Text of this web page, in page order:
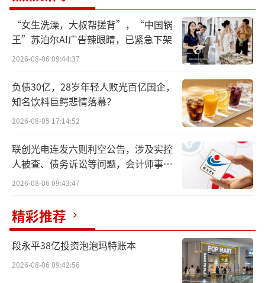
签约赤湾东方，为科捷强化在运力方面的
资源能力，构建完整生态闭环创造了十分有利
的条件。具体在运力方面，双方将进一步优化
国内运输干线网络布局，集中优势运力资源，
同步开展绿能运力合作，积极投入新能源运
力，形成减碳数据报告，助力客户达成ESG目
标。针对一些临时性运力缺口，赤湾东方可在
车辆资源方面为科捷提供有竞争力的服务保
障。同时，双方还将通过打通仓储和运输信息
系统，实现各环节线上化与自动化，提升运营
各自母公司和生态资源，形成更为强大的生态
合力，并探讨在关键物流节点基础设施建设、
新能源运力、跨境物流等新兴领域进行投资与
合作的可能性。
“女生洗澡，大叔帮搓背”，“中国锅
王”苏泊尔AI广告辣眼睛，已紧急下架
2026-08-06 09:44:37
负债30亿，28岁年轻人败光百亿国企，
知名饮料巨鳄悲情落幕？
2026-08-05 17:14:52
联创光电连发六则利空公告，涉及实控
人被查、债务诉讼等问题，会计师事务
所曾出具“保留意见”
2026-08-06 09:43:47
精彩推荐
段永平38亿投资泡泡玛特账本
2026-08-06 09:42:56